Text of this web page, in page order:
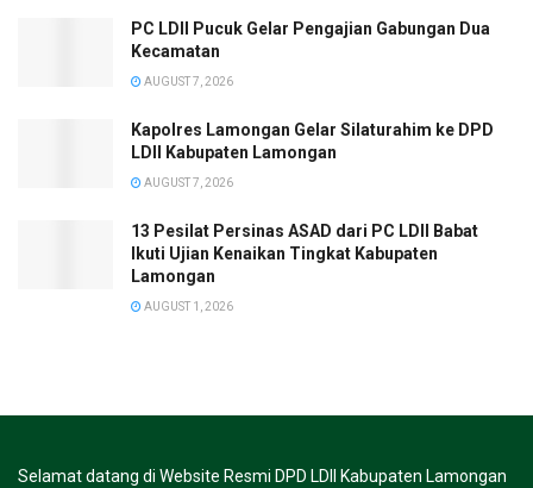
PC LDII Pucuk Gelar Pengajian Gabungan Dua
Kecamatan
AUGUST 7, 2026
Kapolres Lamongan Gelar Silaturahim ke DPD
LDII Kabupaten Lamongan
AUGUST 7, 2026
13 Pesilat Persinas ASAD dari PC LDII Babat
Ikuti Ujian Kenaikan Tingkat Kabupaten
Lamongan
AUGUST 1, 2026
Selamat datang di Website Resmi DPD LDII Kabupaten Lamongan